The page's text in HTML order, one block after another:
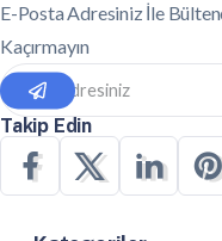
E-Posta Adresiniz İle
Kaçırmayın
Takip Edin